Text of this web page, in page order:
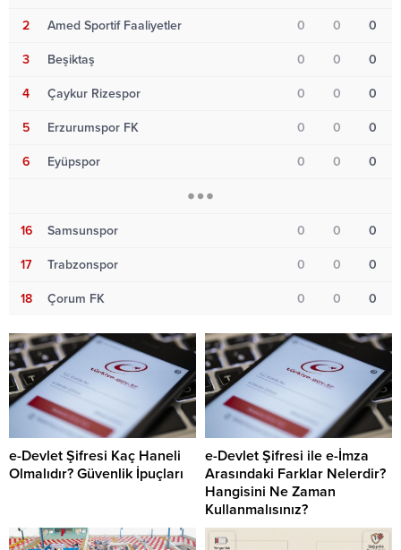
2 Amed Sportif Faaliyetler 0 0 0
3 Beşiktaş 0 0 0
4 Çaykur Rizespor 0 0 0
5 Erzurumspor FK 0 0 0
6 Eyüpspor 0 0 0
16 Samsunspor 0 0 0
17 Trabzonspor 0 0 0
18 Çorum FK 0 0 0
e-Devlet Şifresi Kaç Haneli
Olmalıdır? Güvenlik İpuçları
e-Devlet Şifresi ile e-İmza
Arasındaki Farklar Nelerdir?
Hangisini Ne Zaman
Kullanmalısınız?